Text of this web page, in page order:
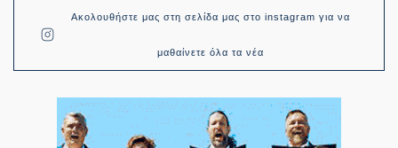
Ακολουθήστε μας στη σελίδα μας στο instagram για να
μαθαίνετε όλα τα νέα